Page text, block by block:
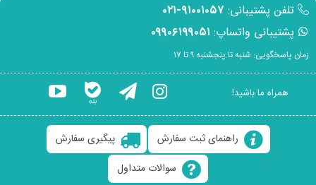
تلفن پشتیبانی: ۹۱۰۰۱۰۵۷-۰۲۱
پشتیبانی واتساپ: ۰۹۹۰۶۱۹۹۰۵۱
زمان پاسخگویی: شنبه تا پنجشنبه ۹ تا ۱۷
همراه ما باشید!
راهنمای ثبت سفارش
پیگیری سفارش
سوالات متداول